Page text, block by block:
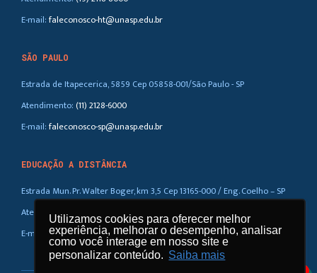
Utilizamos cookies para oferecer melhor
experiência, melhorar o desempenho, analisar
como você interage em nosso site e
personalizar conteúdo. Saiba mais
E-mail:faleconosco-ht@unasp.edu.br
SÃO PAULO
Estrada de Itapecerica, 5859 Cep 05858-001/São Paulo - SP
Atendimento:(11) 2128-6000
E-mail:faleconosco-sp@unasp.edu.br
EDUCAÇÃO A DISTÂNCIA
Estrada Mun. Pr. Walter Boger, km 3,5 Cep 13165-000 / Eng. Coelho – SP
Atendimento:(019) 3858-5100 / 0800-770-0323
E-mail: ead@unasp.br